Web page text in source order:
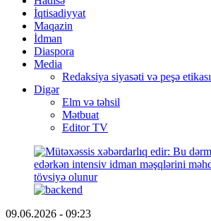
İqtisadiyyat
Maqazin
İdman
Diaspora
Media
Redaksiya siyasəti və peşə
Digər
Elm və təhsil
Mətbuat
Editor TV
09.06.2026 - 09:23